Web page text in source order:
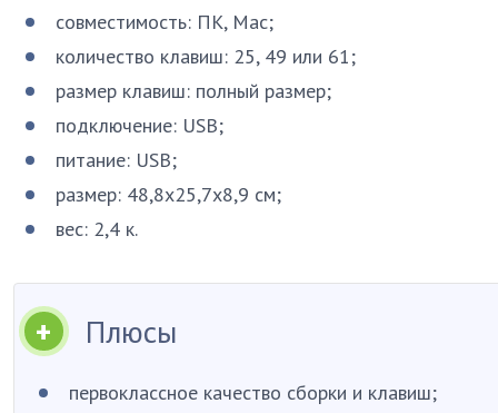
совместимость: ПК, Mac;
количество клавиш: 25, 49 или 61;
размер клавиш: полный размер;
подключение: USB;
питание: USB;
размер: 48,8х25,7х8,9 см;
вес: 2,4 к.
Плюсы
первоклассное качество сборки и клавиш;